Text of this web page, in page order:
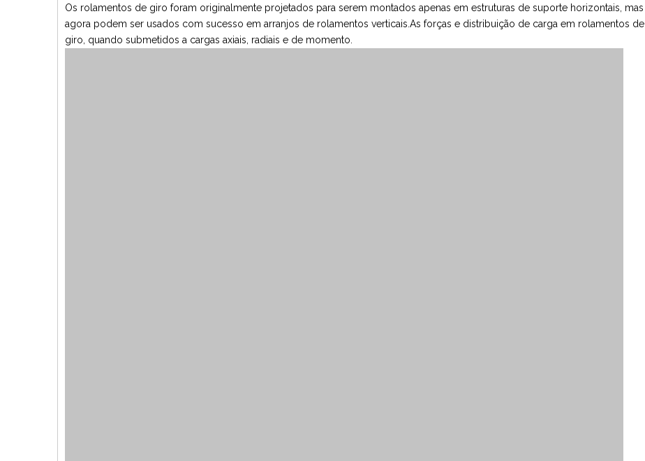
Os rolamentos de giro foram originalmente projetados para serem montados apenas em estruturas de suporte horizontais, mas
agora podem ser usados ​​com sucesso em arranjos de rolamentos verticais.As forças e distribuição de carga em rolamentos de
giro, quando submetidos a cargas axiais, radiais e de momento.